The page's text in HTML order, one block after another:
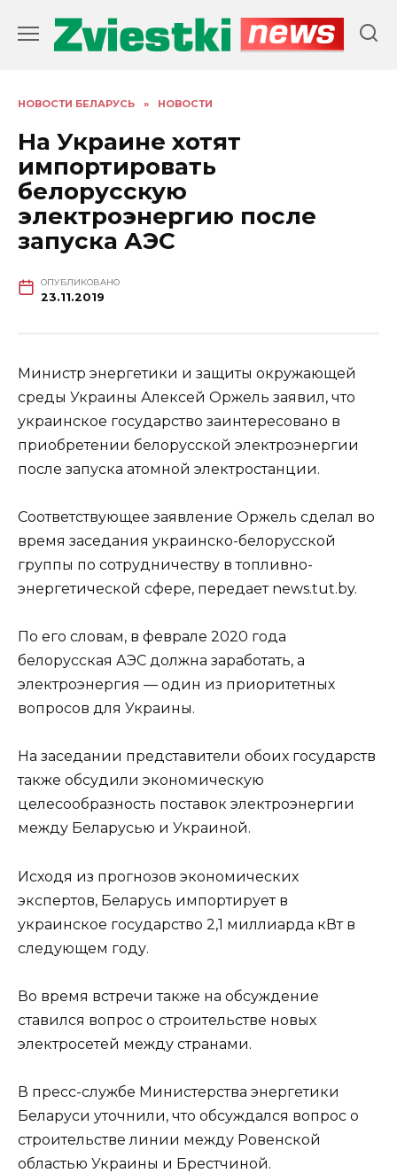
содержанию
НОВОСТИ БЕЛАРУСЬ » НОВОСТИ
На Украине хотят
импортировать
белорусскую
электроэнергию после
запуска АЭС
ОПУБЛИКОВАНО
23.11.2019
Министр энергетики и защиты окружающей
среды Украины Алексей Оржель заявил, что
украинское государство заинтересовано в
приобретении белорусской электроэнергии
после запуска атомной электростанции.
Соответствующее заявление Оржель сделал во
время заседания украинско-белорусской
группы по сотрудничеству в топливно-
энергетической сфере, передает news.tut.by.
По его словам, в феврале 2020 года
белорусская АЭС должна заработать, а
электроэнергия — один из приоритетных
вопросов для Украины.
На заседании представители обоих государств
также обсудили экономическую
целесообразность поставок электроэнергии
между Беларусью и Украиной.
Исходя из прогнозов экономических
экспертов, Беларусь импортирует в
украинское государство 2,1 миллиарда кВт в
следующем году.
Во время встречи также на обсуждение
ставился вопрос о строительстве новых
электросетей между странами.
В пресс-службе Министерства энергетики
Беларуси уточнили, что обсуждался вопрос о
строительстве линии между Ровенской
областью Украины и Брестчиной.